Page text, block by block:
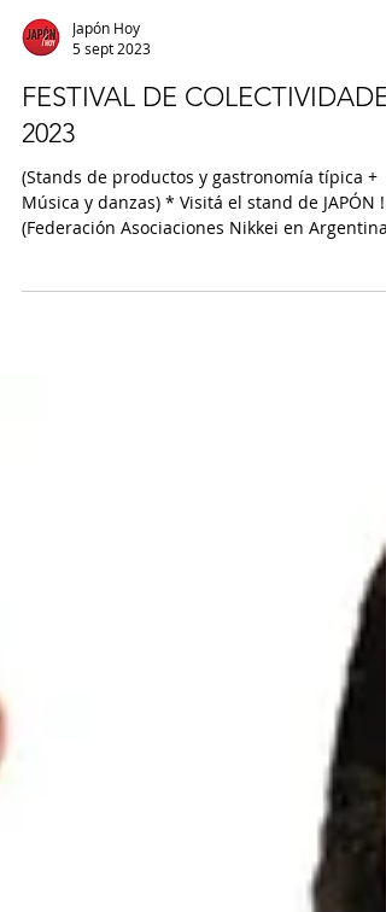
Japón Hoy
5 sept 2023
FESTIVAL DE
2023
(Stands de productos y gastronomía típica +
Música y danzas) * Visitá el stand de JAPÓN !
(Federación Asociaciones Nikkei en